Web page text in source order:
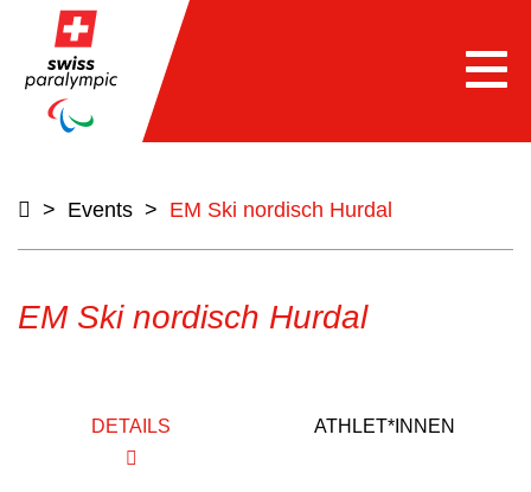
> Events > EM Ski nordisch Hurdal
EM Ski nordisch Hurdal
DETAILS ATHLET*INNEN